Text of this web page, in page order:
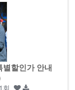
할인가 안내